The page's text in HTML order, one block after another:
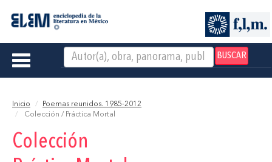
BUSCAR
Toggle
Inicio
Poemas reunidos. 1985-2012
Colección / Práctica Mortal
Colección